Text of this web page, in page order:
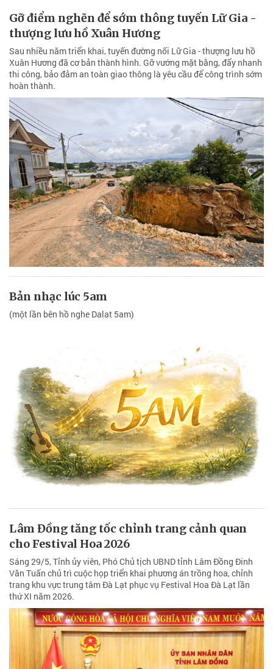
Gỡ điểm nghẽn để sớm thông tuyến Lữ Gia -
thượng lưu hồ Xuân Hương
Sau nhiều năm triển khai, tuyến đường nối Lữ Gia - thượng lưu hồ
Xuân Hương đã cơ bản thành hình. Gỡ vướng mặt bằng, đẩy nhanh
thi công, bảo đảm an toàn giao thông là yêu cầu để công trình sớm
hoàn thành.
Bản nhạc lúc 5am
(một lần bên hồ nghe Dalat 5am)
Lâm Đồng tăng tốc chỉnh trang cảnh quan
cho Festival Hoa 2026
Sáng 29/5, Tỉnh ủy viên, Phó Chủ tịch UBND tỉnh Lâm Đồng Đinh
Văn Tuấn chủ trì cuộc họp triển khai phương án trồng hoa, chỉnh
trang khu vực trung tâm Đà Lạt phục vụ Festival Hoa Đà Lạt lần
thứ XI năm 2026.